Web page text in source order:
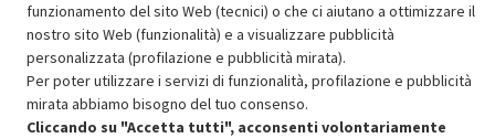
funzionamento del sito Web (tecnici) o che ci aiutano a ottimizzare il
nostro sito Web (funzionalità) e a visualizzare pubblicità
personalizzata (profilazione e pubblicità mirata).
Per poter utilizzare i servizi di funzionalità, profilazione e pubblicità
mirata abbiamo bisogno del tuo consenso.
Cliccando su "Accetta tutti", acconsenti volontariamente